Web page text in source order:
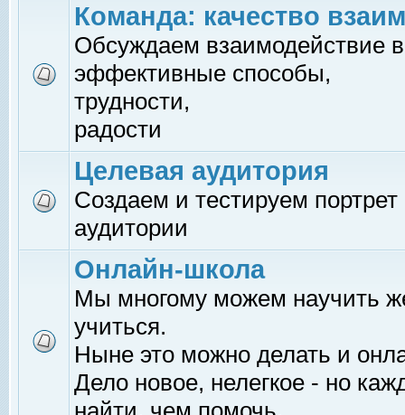
Команда: качество
Обсуждаем взаимодействие
эффективные способы,
трудности,
радости
Целевая аудитория
Создаем и тестируем
аудитории
Онлайн-школа
Мы многому можем научить
учиться.
Ныне это можно делать и
Дело новое, нелегкое - но